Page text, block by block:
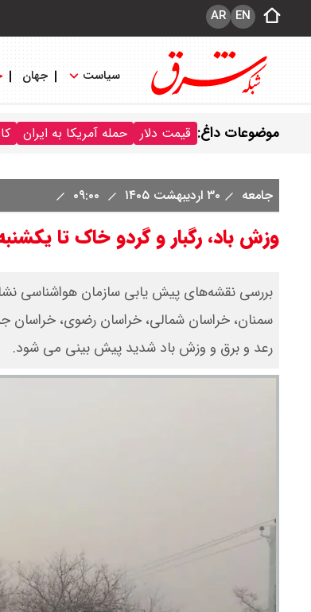
EN
AR
سیاست جهان
موضوعات داغ: قیمت دلار حمله آمریکا به ایران
جامعه ۳۰ اردیبهشت ۱۴۰۵
وزش باد، رگبار و گردو خاک تا
بررسی نقشه‌های پیش یابی سازمان هواشناسی نشان
سمنان، خراسان شمالی، خراسان رضوی، خراسان
رعد و برق و وزش باد شدید پیش بینی می شود.